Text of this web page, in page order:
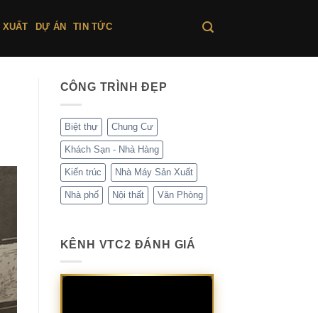
DỰ ÁN TIN TỨC
CÔNG TRÌNH ĐẸP
Biệt thự Chung Cư
Khách Sạn - Nhà Hàng
Kiến trúc Nhà Máy Sản Xuất
Nhà phố Nội thất Văn Phòng
KÊNH VTC2 ĐÁNH GIÁ
Trình